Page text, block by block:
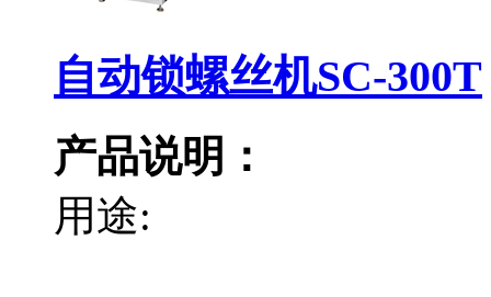
自动锁螺丝机SC-300T
产品说明：
用途: